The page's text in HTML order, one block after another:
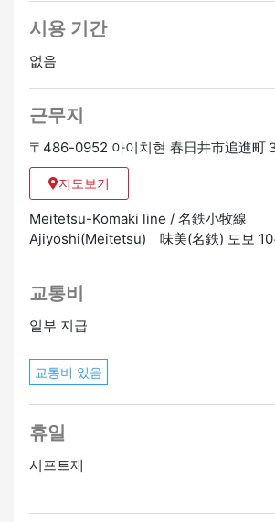
시용 기간
없음
근무지
〒486-0952 아이치현 春日井市追進町
지도보기
Meitetsu-Komaki line / 名鉄小牧線
Ajiyoshi(Meitetsu) 味美(名鉄) 도보 10
교통비
일부 지급
교통비 있음
휴일
시프트제